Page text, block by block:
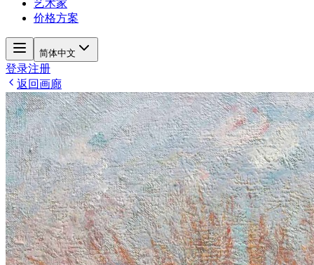
艺术家
价格方案
简体中文
登录注册
返回画廊